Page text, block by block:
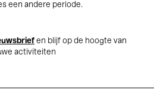
een andere periode.
en blijf op de hoogte van
activiteiten